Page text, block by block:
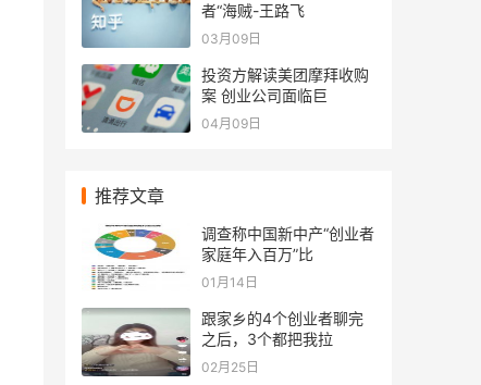
者“海贼-王路飞
03月09日
投资方解读美团摩拜收购
案 创业公司面临巨
04月09日
推荐文章
调查称中国新中产“创业者
家庭年入百万”比
01月14日
跟家乡的4个创业者聊完
之后，3个都把我拉
02月25日